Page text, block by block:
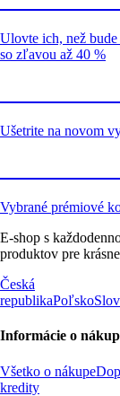
Ulovte ich, než
so zľavou až 40 %
Ušetrite na novom
Vybrané prémiové
E-shop s
produktov pre
Česká
republikaPoľsko
Informácie o
Všetko o nákupe
kredity